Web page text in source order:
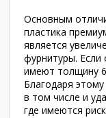
Основным
пластика
является
фурнитуры.
имеют толщину
Благодаря
в том числе и
где имеются